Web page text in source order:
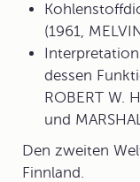
(1961,
dessen
ROBERT W.
und
Den zweiten
Finnland.